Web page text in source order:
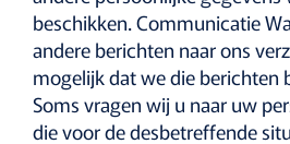
beschikken. Communicatie
andere berichten naar ons
mogelijk dat we die berichten
Soms vragen wij u naar uw
die voor de desbetreffende